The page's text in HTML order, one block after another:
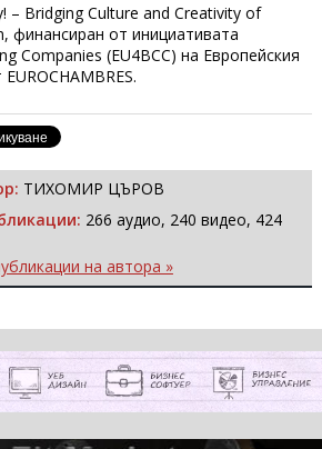
– Bridging Culture and Creativity of
финансиран от инициативатa
Companies (EU4BCC) на Европейския
ТИХОМИР ЦЪРОВ
266 аудио, 240 видео, 424
на автора »